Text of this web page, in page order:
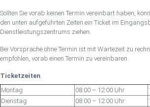
Sollten Sie vorab keinen Termin vereinbart haben,
den unten aufgeführten Zeiten ein Ticket im
Dienstleistungszentrums ziehen.
Bei Vorsprache ohne Termin ist mit Wartezeit zu
empfohlen, vorab einen Termin zu vereinbaren.
Ticketzeiten
Montag
08:00 – 12:00 Uhr
Dienstag
08:00 – 12:00 Uhr